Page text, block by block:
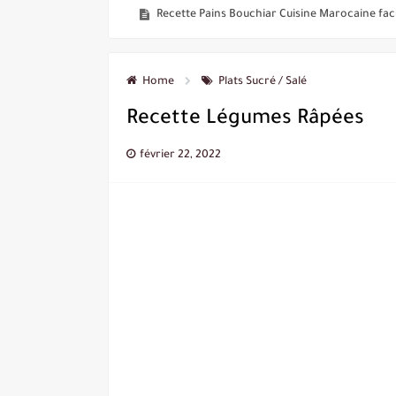
Home Plats Sucré / Salé
Recette Légumes Râpées
février 22, 2022